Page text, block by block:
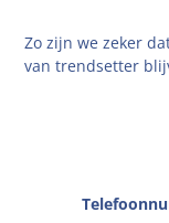
Zo zijn we zeker
van trendsetter